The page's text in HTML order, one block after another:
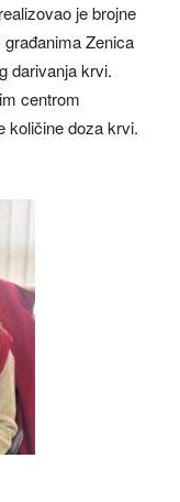
je brojne
Zenica
darivanja krvi.
centrom
količine doza krvi.